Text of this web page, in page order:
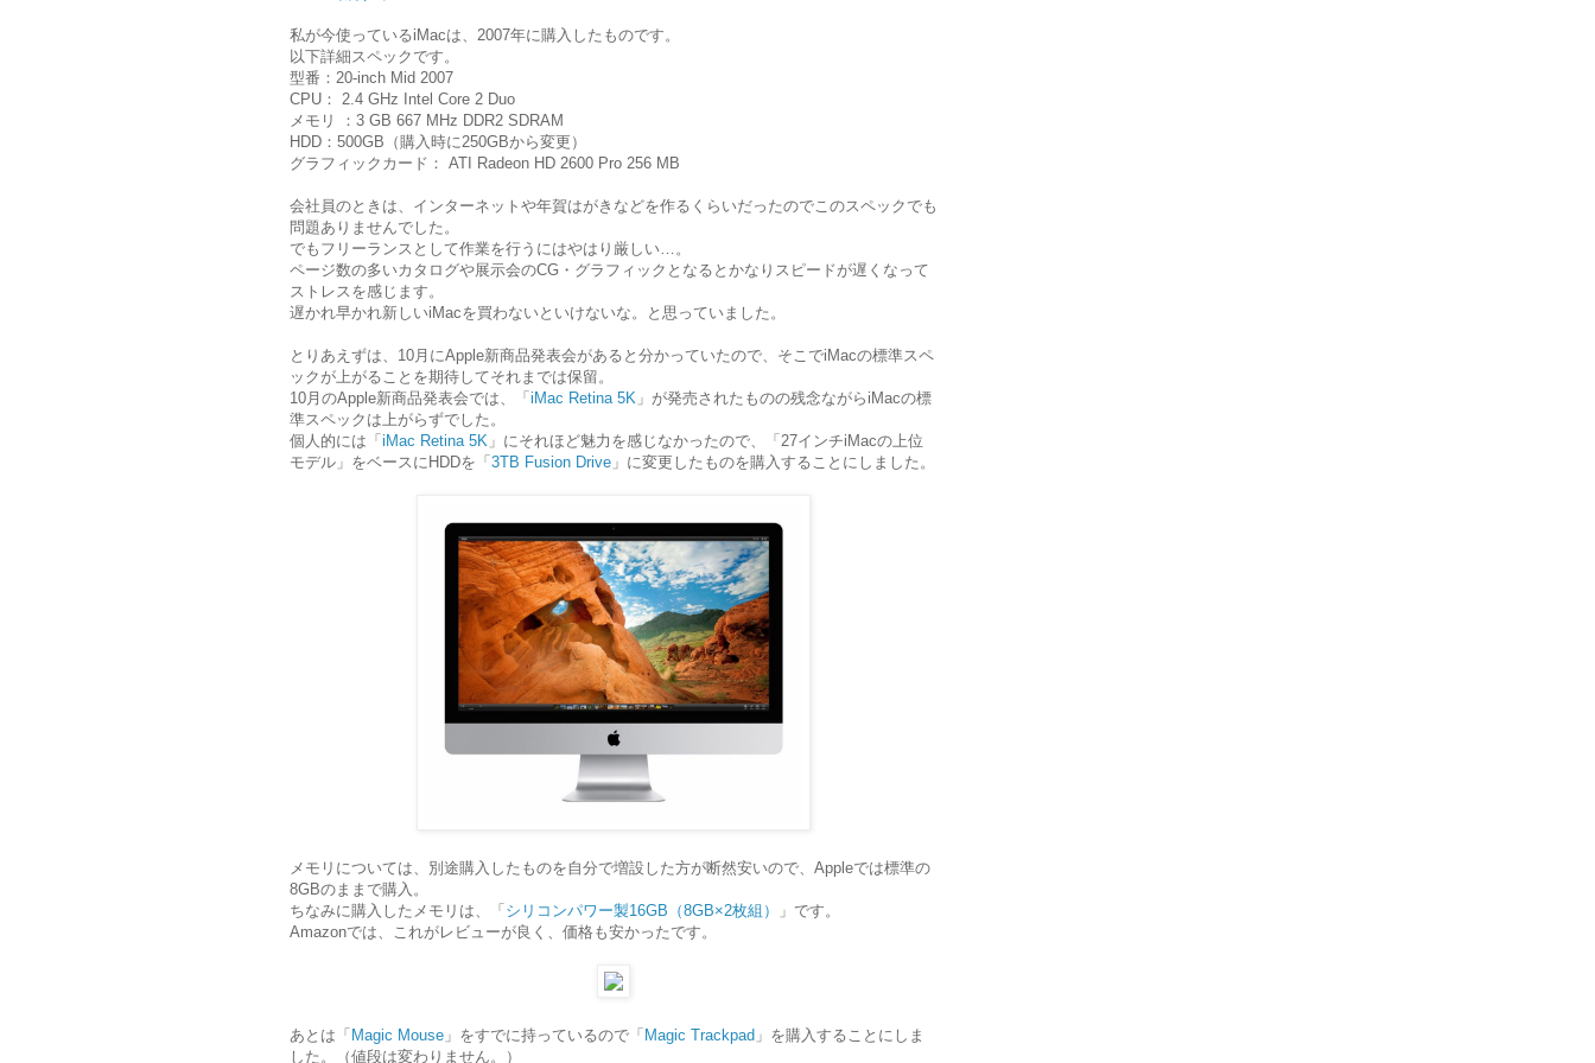
私が今使っているiMacは、2007年に購入したものです。
以下詳細スペックです。
型番：20-inch Mid 2007
CPU： 2.4 GHz Intel Core 2 Duo
メモリ ：3 GB 667 MHz DDR2 SDRAM
HDD：500GB（購入時に250GBから変更）
グラフィックカード： ATI Radeon HD 2600 Pro 256 MB
会社員のときは、インターネットや年賀はがきなどを作るくらいだったのでこのスペックでも
問題ありませんでした。
でもフリーランスとして作業を行うにはやはり厳しい…。
ページ数の多いカタログや展示会のCG・グラフィックとなるとかなりスピードが遅くなって
ストレスを感じます。
遅かれ早かれ新しいiMacを買わないといけないな。と思っていました。
とりあえずは、10月にApple新商品発表会があると分かっていたので、そこでiMacの標準スペ
ックが上がることを期待してそれまでは保留。
10月のApple新商品発表会では、「 iMac Retina 5K 」 が発売されたものの残念ながらiMacの標
準スペックは上がらずでした。
個人的には「 iMac Retina 5K 」にそれほど魅力を感じなかったので、「27インチiMacの上位
モデル」をベースにHDDを「 3TB Fusion Drive 」に変更したものを購入することにしました。
メモリについては、別途購入したものを自分で増設した方が断然安いので、Appleでは標準の
8GBのままで購入。
ちなみに購入したメモリは、「 シリコンパワー製16GB（8GB×2枚組）
」です。
Amazonでは、これがレビューが良く、価格も安かったです。
あとは「 Magic Mouse 」をすでに持っているので「 Magic Trackpad 」を購入することにしま
した。（値段は変わりません。）